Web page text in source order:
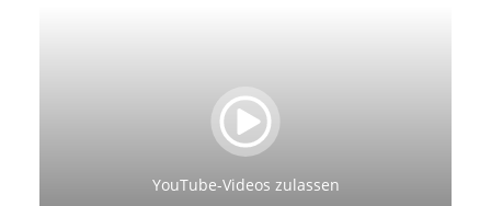
YouTube-Videos zulassen